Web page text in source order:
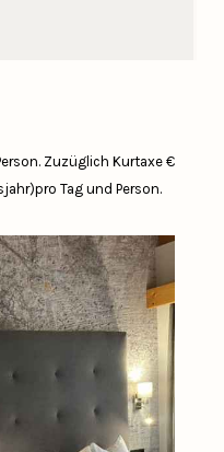
Zuzüglich Kurtaxe €
Tag und Person.